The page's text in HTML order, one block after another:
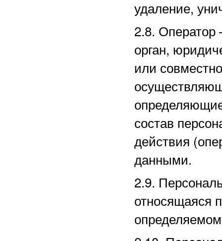
удаление,
2.8. Оператор
орган,
или
состав
действия
данными.
2.9.
относящаяся